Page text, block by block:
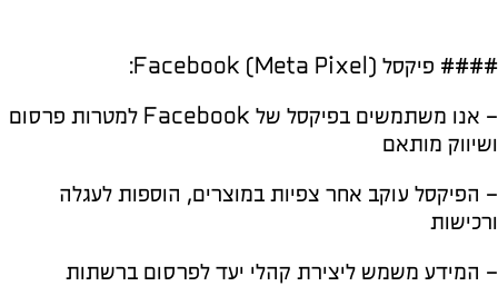
#### פיקסל Facebook (Meta Pixel):
– אנו משתמשים בפיקסל של Facebook למטרות פרסום
ושיווק מותאם
– הפיקסל עוקב אחר צפיות במוצרים, הוספות לעגלה
ורכישות
– המידע משמש ליצירת קהלי יעד לפרסום ברשתות